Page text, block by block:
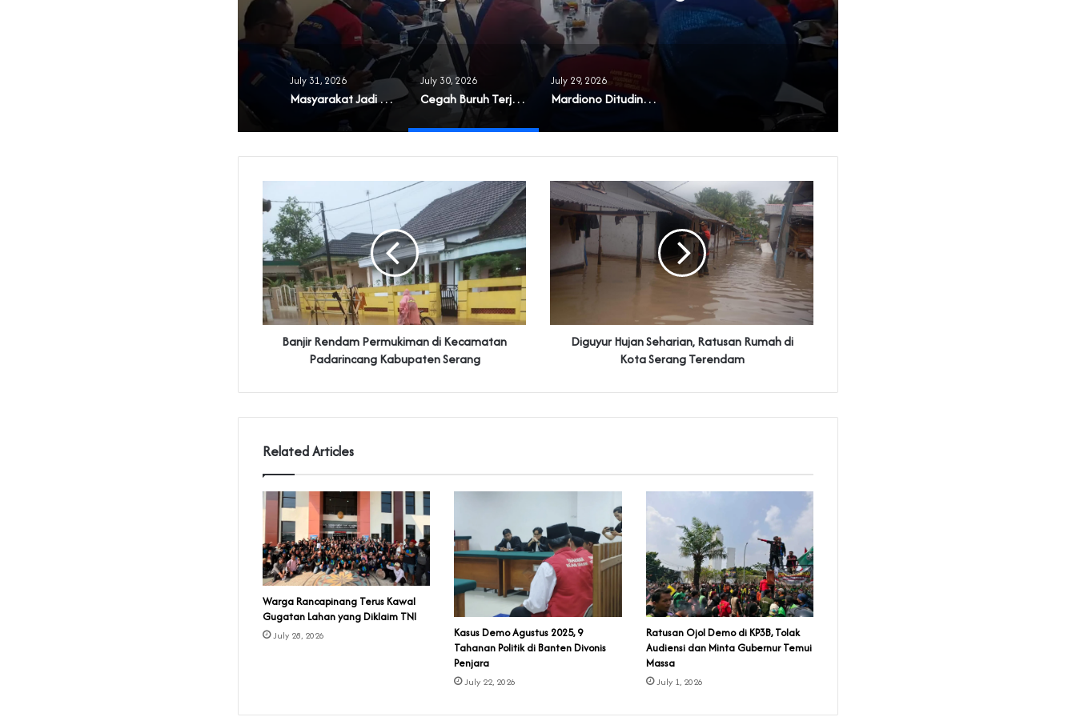
July 31, 2026
‎Masyarakat Jadi Korban Buruknya Tata Kelola Koperasi Syariah di Banten
July 30, 2026
Cegah Buruh Terjerat Judol dan Pinjol, Polda Banten Gandeng SPSI Perkuat Literasi Digital
July 29, 2026
‎Mardiono Dituding Adu Domba dan Bikin Gaduh Kader PPP di Banten
Banjir Rendam Permukiman di Kecamatan
Padarincang Kabupaten Serang
Diguyur Hujan Seharian, Ratusan Rumah di
Kota Serang Terendam
Related Articles
‎Warga Rancapinang Terus Kawal
Gugatan Lahan yang Diklaim TNI‎‎
July 28, 2026
‎Kasus Demo Agustus 2025, 9
Tahanan Politik di Banten Divonis
Penjara
July 22, 2026
‎Ratusan Ojol Demo di KP3B, Tolak
Audiensi dan Minta Gubernur Temui
Massa
July 1, 2026